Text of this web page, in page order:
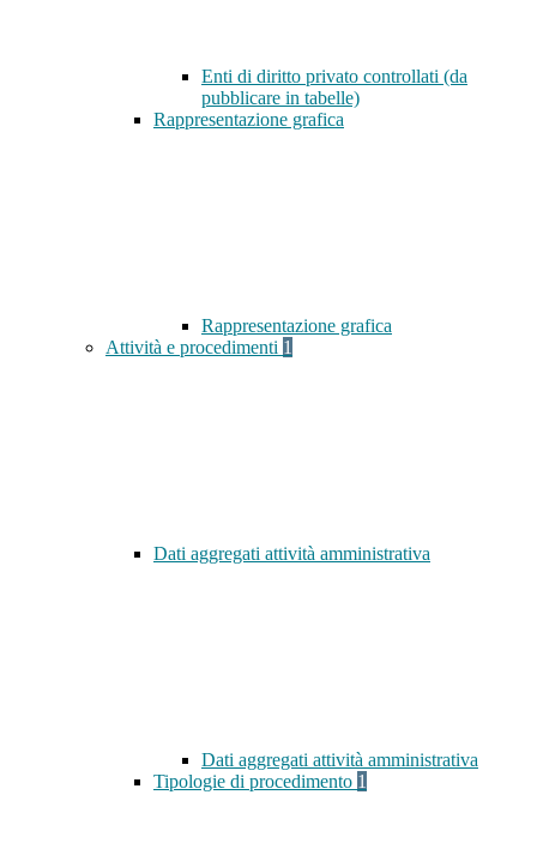
Enti di diritto privato controllati (da
pubblicare in tabelle)
Rappresentazione grafica
Rappresentazione grafica
Attività e procedimenti 1
Dati aggregati attività amministrativa
Dati aggregati attività amministrativa
Tipologie di procedimento 1